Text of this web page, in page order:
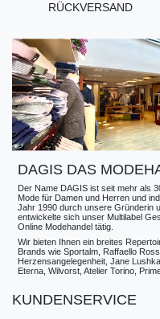
RÜCKVERSAND
DAGIS DAS
Der Name DAGIS ist seit mehr als
Mode für Damen und Herren und
Jahr 1990 durch unsere Gründerin
entwickelte sich unser Multilabel
Online Modehandel tätig.
Wir bieten Ihnen ein breites
Brands wie Sportalm, Raffaello
Herzensangelegenheit, Jane
Eterna, Wilvorst, Atelier Torino,
KUNDENSERVICE